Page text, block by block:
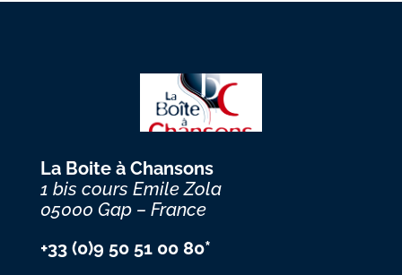
La Boite à Chansons
1 bis cours Emile Zola
05000 Gap – France
+33 (0)9 50 51 00 80*